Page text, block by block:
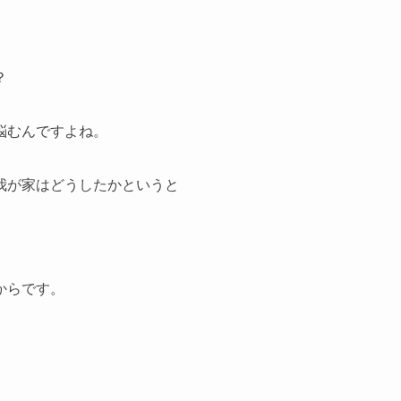
んですよね。
家はどうしたかというと
らです。